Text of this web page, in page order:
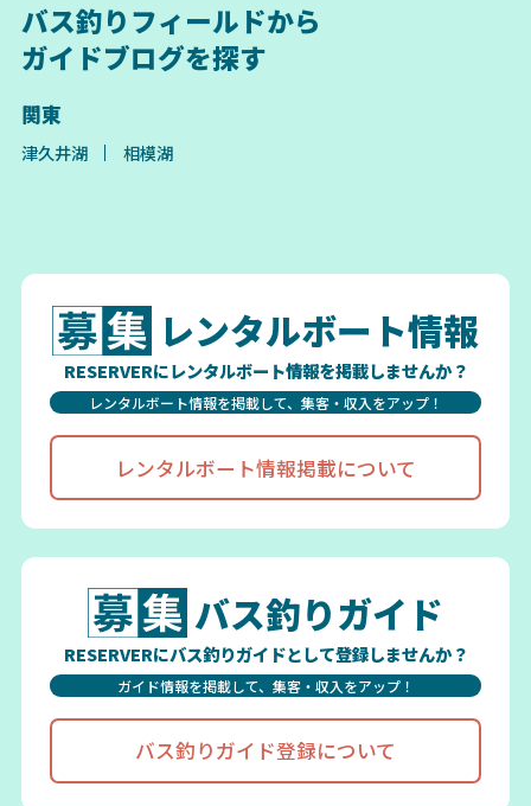
バス釣りフィールドから
ガイドブログを探す
関東
津久井湖 相模湖
レンタルボート情報
RESERVERにレンタルボート情報を掲載しませんか？
レンタルボート情報を掲載して、集客・収入をアップ！
レンタルボート情報掲載について
バス釣りガイド
RESERVERにバス釣りガイドとして登録しませんか？
ガイド情報を掲載して、集客・収入をアップ！
バス釣りガイド登録について